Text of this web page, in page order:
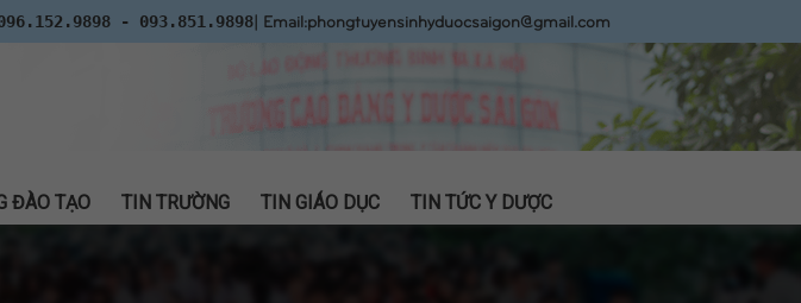
- 093.851.9898| Email:phongtuyensinhyduocsaigon@gmail.com
ĐÀO TẠO TIN TRƯỜNG TIN GIÁO DỤC TIN TỨC Y DƯỢC